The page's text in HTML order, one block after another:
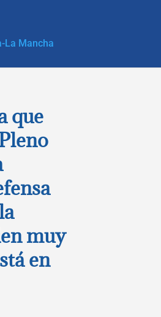
que
muy
en